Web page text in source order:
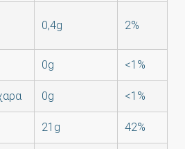
0,4g 2%
0g <1%
0g <1%
21g 42%